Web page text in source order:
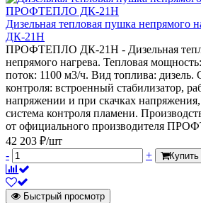
Дизельная тепловая пушка
ДК-21Н
ПРОФТЕПЛО ДК-21Н - Дизельная
непрямого нагрева. Тепловая
поток: 1100 м3/ч. Вид топлива:
контроля: встроенный стабилизатор,
напряжении и при скачках напряжения,
система контроля пламени.
от официального производителя
42 203 ₽/шт
-
+ Купить
Быстрый просмотр